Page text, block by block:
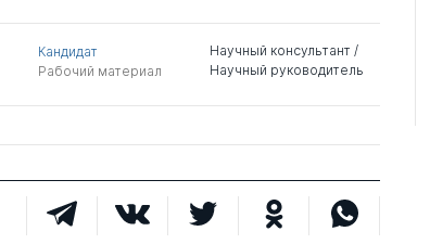
Кандидат
Рабочий материал
Научный консультант /
Научный руководитель